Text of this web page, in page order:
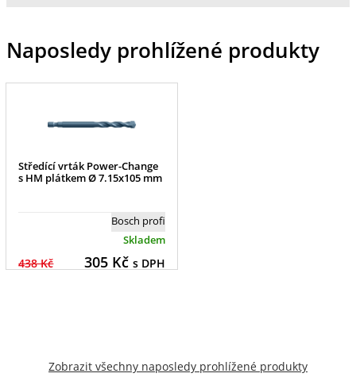
Naposledy prohlížené produkty
Středící vrták Power-Change
s HM plátkem Ø 7.15x105 mm
Bosch profi
Skladem
438 Kč 305Kč s DPH
Zobrazit všechny naposledy prohlížené produkty